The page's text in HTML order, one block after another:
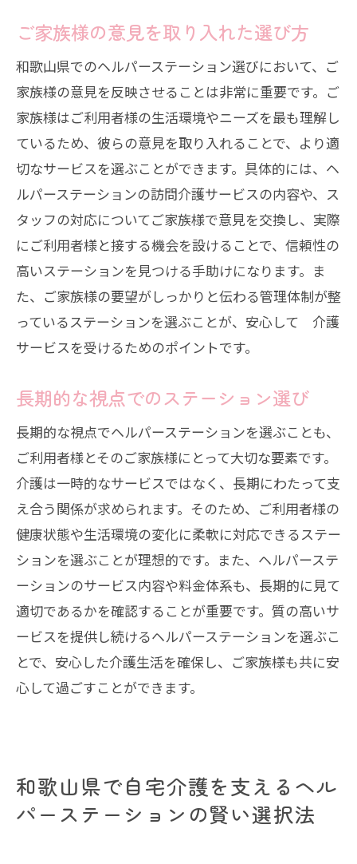
ご家族様の意見を取り入れた選び方
和歌山県でのヘルパーステーション選びにおいて、ご
家族様の意見を反映させることは非常に重要です。ご
家族様はご利用者様の生活環境やニーズを最も理解し
ているため、彼らの意見を取り入れることで、より適
切なサービスを選ぶことができます。具体的には、ヘ
ルパーステーションの訪問介護サービスの内容や、ス
タッフの対応についてご家族様で意見を交換し、実際
にご利用者様と接する機会を設けることで、信頼性の
高いステーションを見つける手助けになります。ま
た、ご家族様の要望がしっかりと伝わる管理体制が整
っているステーションを選ぶことが、安心して 介護
サービスを受けるためのポイントです。
長期的な視点でのステーション選び
長期的な視点でヘルパーステーションを選ぶことも、
ご利用者様とそのご家族様にとって大切な要素です。
介護は一時的なサービスではなく、長期にわたって支
え合う関係が求められます。そのため、ご利用者様の
健康状態や生活環境の変化に柔軟に対応できるステー
ションを選ぶことが理想的です。また、ヘルパーステ
ーションのサービス内容や料金体系も、長期的に見て
適切であるかを確認することが重要です。質の高いサ
ービスを提供し続けるヘルパーステーションを選ぶこ
とで、安心した介護生活を確保し、ご家族様も共に安
心して過ごすことができます。
和歌山県で自宅介護を支えるヘル
パーステーションの賢い選択法